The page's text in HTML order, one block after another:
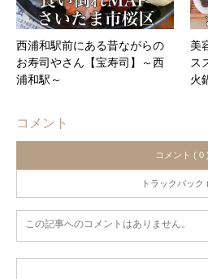
西浦和駅前にある昔ながらの
お寿司やさん【宝寿司】～西
浦和駅～
美
ス
火
コメント
コメント ( 0 )
トラックバック
この記事へのコメントはありません。